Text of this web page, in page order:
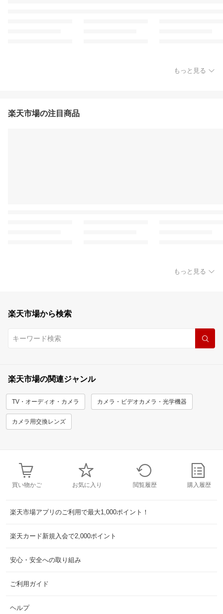
もっと見る
楽天市場の注目商品
もっと見る
楽天市場から検索
楽天市場の関連ジャンル
TV・オーディオ・カメラ カメラ・ビデオカメラ・光学機器
カメラ用交換レンズ
買い物かご お気に入り 閲覧履歴 購入履歴
楽天市場アプリのご利用で最大1,000ポイント！
楽天カード新規入会で2,000ポイント
安心・安全への取り組み
ご利用ガイド
ヘルプ